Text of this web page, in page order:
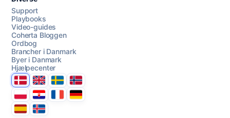
Support
Playbooks
Video-guides
Coherta Bloggen
Ordbog
Brancher i Danmark
Byer i Danmark
Hjælpecenter
DanmarkUnited Kingdom
SverigeNorge
PolskaHrvatskaFranceDeutschland
EspanaÍsland